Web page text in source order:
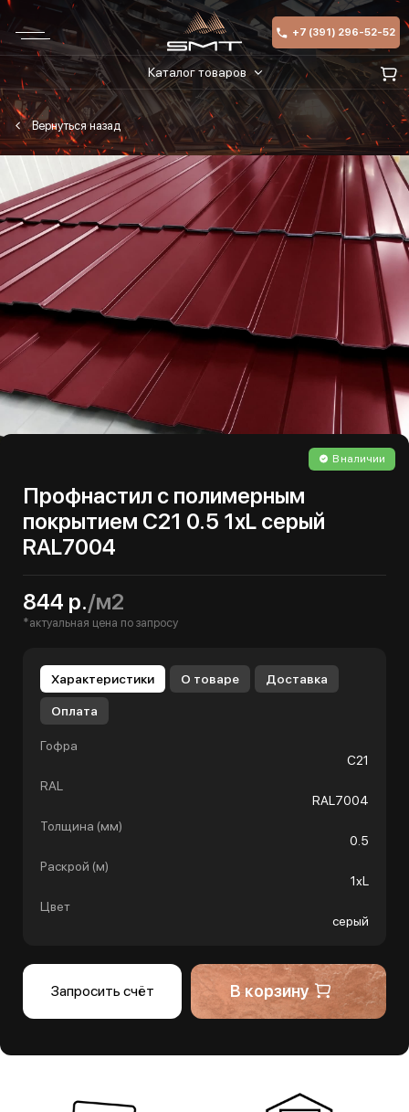
+7 (391) 296-52-52
Каталог товаров
В наличии
Профнастил с полимерным
покрытием С21 0.5 1хL серый
RAL7004
844 р./м2
*актуальная цена по запросу
Характеристики О товаре Доставка
Оплата
Гофра
С21
RAL
RAL7004
Толщина (мм)
0.5
Раскрой (м)
1хL
Цвет
серый
Запросить счёт В корзину